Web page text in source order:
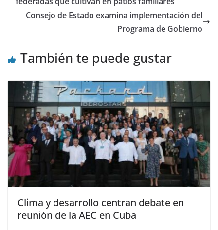
Consejo de Estado examina implementación del
Programa de Gobierno
También te puede gustar
Clima y desarrollo centran debate en
reunión de la AEC en Cuba